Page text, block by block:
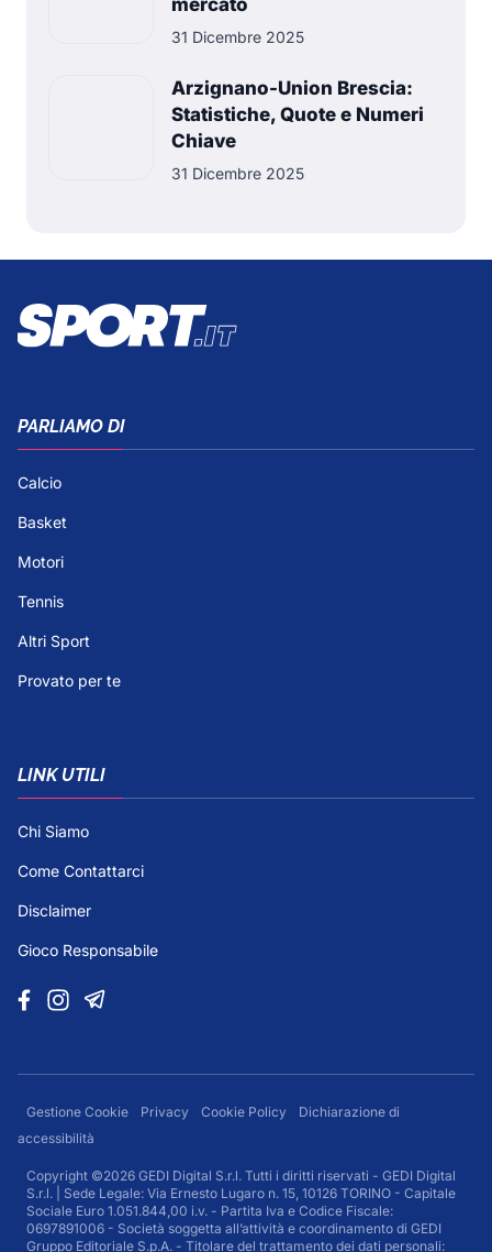
mercato
31 Dicembre 2025
Arzignano-Union Brescia:
Statistiche, Quote e Numeri
Chiave
31 Dicembre 2025
PARLIAMO DI
Calcio
Basket
Motori
Tennis
Altri Sport
Provato per te
LINK UTILI
Chi Siamo
Come Contattarci
Disclaimer
Gioco Responsabile
Gestione Cookie Privacy Cookie Policy
Dichiarazione di
accessibilità
Copyright ©2026 GEDI Digital S.r.l. Tutti i diritti riservati - GEDI Digital
S.r.l. | Sede Legale: Via Ernesto Lugaro n. 15, 10126 TORINO - Capitale
Sociale Euro 1.051.844,00 i.v. - Partita Iva e Codice Fiscale:
0697891006 - Società soggetta all’attività e coordinamento di GEDI
Gruppo Editoriale S.p.A. - Titolare del trattamento dei dati personali: